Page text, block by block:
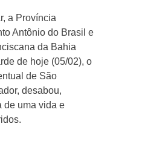
a Província
Antônio do Brasil e
da Bahia
de hoje (05/02), o
de São
desabou,
de uma vida e